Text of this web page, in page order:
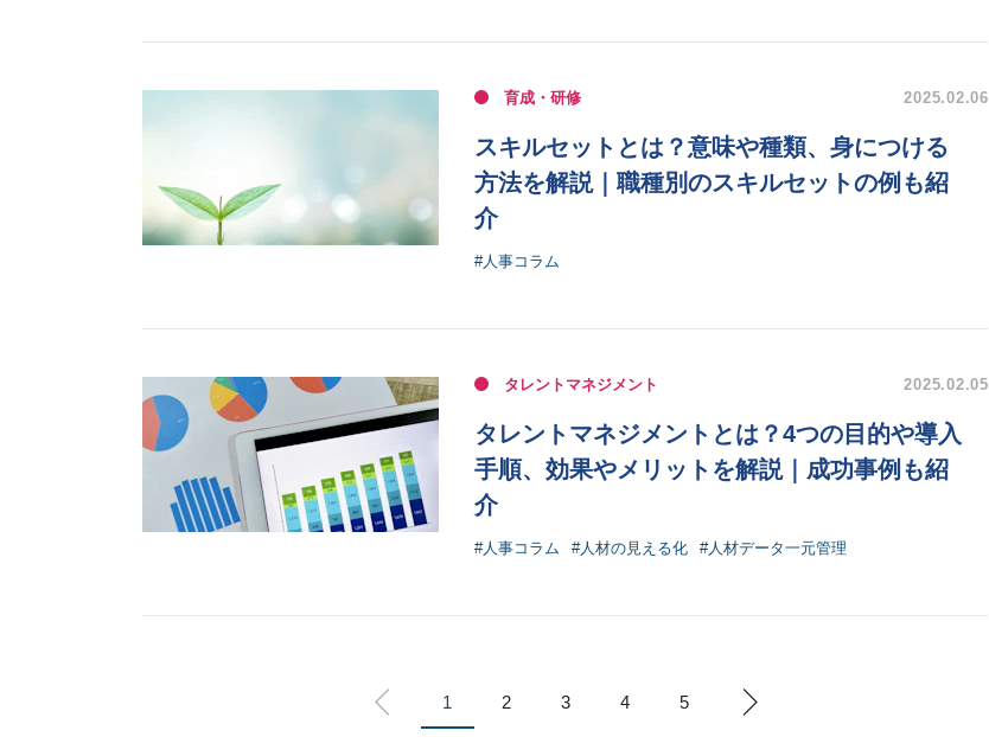
育成・研修 2025.02.06
スキルセットとは？意味や種類、身につける
方法を解説｜職種別のスキルセットの例も紹
介
#人事コラム
タレントマネジメント 2025.02.05
タレントマネジメントとは？4つの目的や導入
手順、効果やメリットを解説｜成功事例も紹
介
#人事コラム #人材の見える化 #人材データ一元管理
1 2 3 4 5